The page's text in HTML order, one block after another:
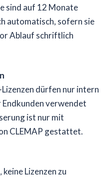
sind auf 12 Monate
automatisch, sofern sie
Ablauf schriftlich
dürfen nur intern
verwendet
ist nur mit
CLEMAP gestattet.
Lizenzen zu